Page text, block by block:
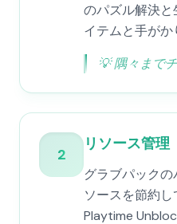
のパズル解決
イテムと手がか
💡隅々まで
2
リソース管理
グラブパック
ソースを節約
Playtime